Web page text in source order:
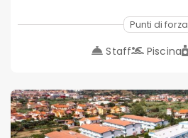
Punti di forza
Staff Piscina